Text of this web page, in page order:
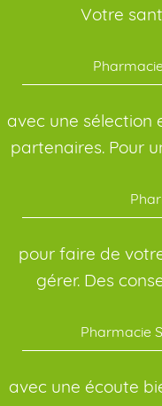
Votre
avec une sélection
partenaires. Pour
pour faire de
gérer. Des
Pharmacie
avec une écoute